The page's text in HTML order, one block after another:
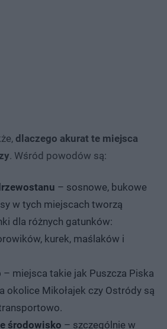
dlaczego akurat te miejsca
. Wśród powodów są:
– sosnowe, bukowe
w tych miejscach tworzą
dla różnych gatunków:
kurek, maślaków i
– miejsca takie jak Puszcza Piska
okolice Mikołajek czy Ostródy są
środowisko – szczególnie w